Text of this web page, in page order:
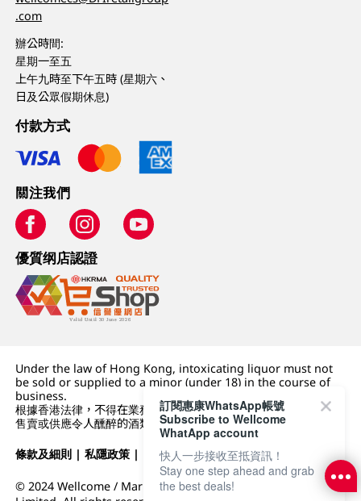
.com
辦公時間:
星期一至五
上午九時至下午五時 (星期六、
日及公眾假期休息)
付款方式
關注我們
優質纲店認證
Under the law of Hong Kong, intoxicating liquor must not
be sold or supplied to a minor (under 18) in the course of
business.
根據香港法律，不得在業務過程中，向未成年人 (18 歲以下人士)
售賣或供應令人醺醉的酒類。
條款及細則 |私隱政策 | DFI零售集團
© 2024 Wellcome / Market Place. The Dairy Farm Company
訂閱惠康WhatsApp帳號
Subscribe to Wellcome
WhatApp account
快人一步接收至抵資訊！
Stay one step ahead and grab
the best deals!